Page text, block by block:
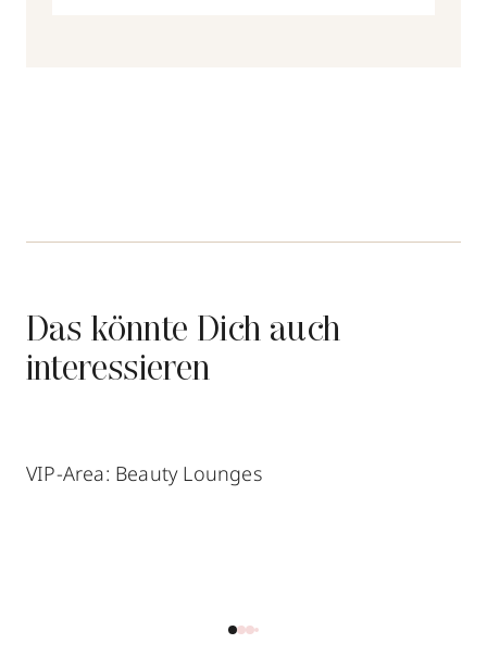
Das könnte Dich auch
interessieren
VIP-Area: Beauty Lounges